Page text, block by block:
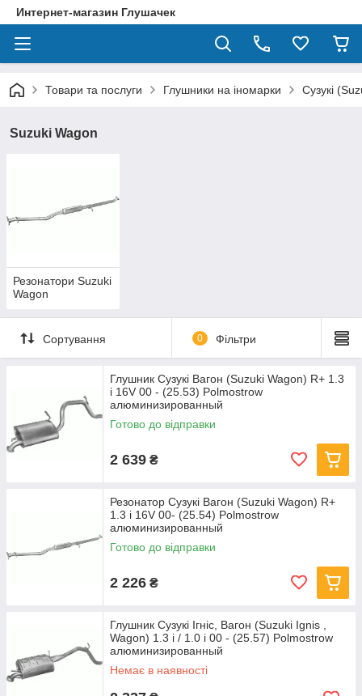
Интернет-магазин Глушачек
Товари та послуги Глушники на іномарки Сузукі
Suzuki Wagon
Резонатори Suzuki
Wagon
Сортування 0 Фільтри
Глушник Сузукі Вагон (Suzuki Wagon) R+ 1.3
i 16V 00 - (25.53) Polmostrow
алюминизированный
Готово до відправки
2 639 ₴
Резонатор Сузукі Вагон (Suzuki Wagon) R+
1.3 i 16V 00- (25.54) Polmostrow
алюминизированный
Готово до відправки
2 226 ₴
Глушник Сузукі Ігніс, Вагон (Suzuki Ignis ,
Wagon) 1.3 i / 1.0 i 00 - (25.57) Polmostrow
алюминизированный
Немає в наявності